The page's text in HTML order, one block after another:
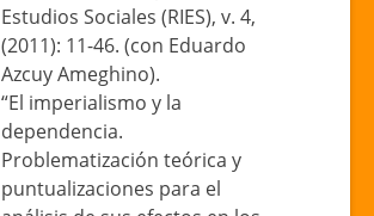
Estudios Sociales (RIES), v. 4,
(2011): 11-46. (con Eduardo
Azcuy Ameghino).
“El imperialismo y la
dependencia.
Problematización teórica y
puntualizaciones para el